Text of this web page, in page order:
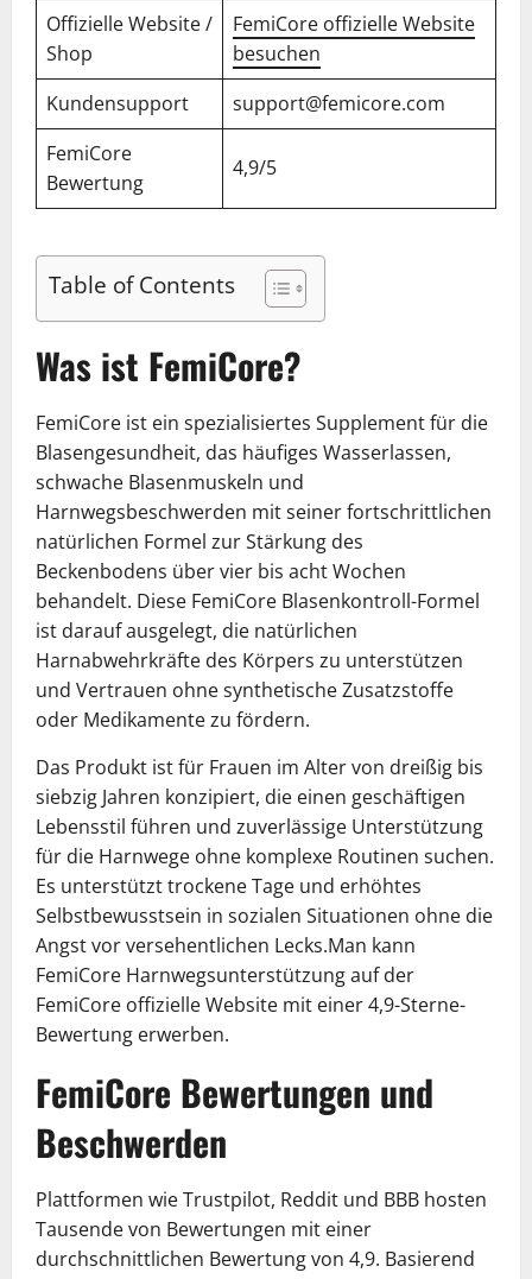
Offizielle Website /
Shop
FemiCore offizielle Website
besuchen
Kundensupport
support@femicore.com
FemiCore
Bewertung
4,9/5
Table of Contents
Was ist FemiCore?
FemiCore ist ein spezialisiertes Supplement für die
Blasengesundheit, das häufiges Wasserlassen,
schwache Blasenmuskeln und
Harnwegsbeschwerden mit seiner fortschrittlichen
natürlichen Formel zur Stärkung des
Beckenbodens über vier bis acht Wochen
behandelt. Diese FemiCore Blasenkontroll-Formel
ist darauf ausgelegt, die natürlichen
Harnabwehrkräfte des Körpers zu unterstützen
und Vertrauen ohne synthetische Zusatzstoffe
oder Medikamente zu fördern.
Das Produkt ist für Frauen im Alter von dreißig bis
siebzig Jahren konzipiert, die einen geschäftigen
Lebensstil führen und zuverlässige Unterstützung
für die Harnwege ohne komplexe Routinen suchen.
Es unterstützt trockene Tage und erhöhtes
Selbstbewusstsein in sozialen Situationen ohne die
Angst vor versehentlichen Lecks.Man kann
FemiCore Harnwegsunterstützung auf der
FemiCore offizielle Website mit einer 4,9-Sterne-
Bewertung erwerben.
FemiCore Bewertungen und
Beschwerden
Plattformen wie Trustpilot, Reddit und BBB hosten
Tausende von Bewertungen mit einer
durchschnittlichen Bewertung von 4,9. Basierend